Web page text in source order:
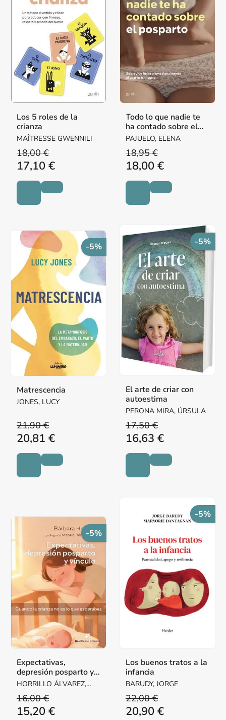
Los 5 roles de la
crianza
MAÎTRESSE GWENNILI
18,00 €
17,10 €
Todo lo que nadie te
ha contado sobre el
posparto
PAJUELO, ELENA
18,95 €
18,00 €
-5%
Matrescencia
JONES, LUCY
21,90 €
20,81 €
-5%
El arte de criar con
autoestima
PERONA MIRA, ÚRSULA
17,50 €
16,63 €
-5%
Expectativas,
depresión posparto y
vínculo
HORRILLO ÁLVAREZ,
BÁRBARA
16,00 €
15,20 €
-5%
Los buenos tratos a la
infancia
BARUDY, JORGE
22,00 €
20,90 €